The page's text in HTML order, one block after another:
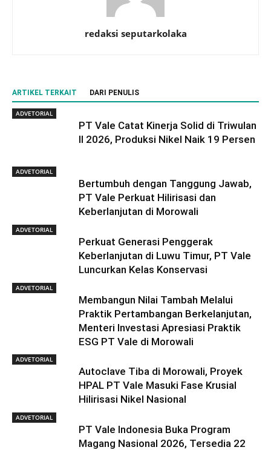
redaksi seputarkolaka
ARTIKEL TERKAIT DARI PENULIS
ADVETORIAL
PT Vale Catat Kinerja Solid di Triwulan
II 2026, Produksi Nikel Naik 19 Persen
ADVETORIAL
Bertumbuh dengan Tanggung Jawab,
PT Vale Perkuat Hilirisasi dan
Keberlanjutan di Morowali
ADVETORIAL
Perkuat Generasi Penggerak
Keberlanjutan di Luwu Timur, PT Vale
Luncurkan Kelas Konservasi
ADVETORIAL
Membangun Nilai Tambah Melalui
Praktik Pertambangan Berkelanjutan,
Menteri Investasi Apresiasi Praktik
ESG PT Vale di Morowali
ADVETORIAL
Autoclave Tiba di Morowali, Proyek
HPAL PT Vale Masuki Fase Krusial
Hilirisasi Nikel Nasional
ADVETORIAL
PT Vale Indonesia Buka Program
Magang Nasional 2026, Tersedia 22